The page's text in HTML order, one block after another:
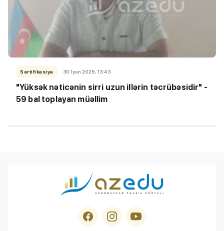
Sertifikasiya 30 İyun 2026, 13:43
"Yüksək nəticənin sirri uzun illərin təcrübəsidir" -
59 bal toplayan müəllim